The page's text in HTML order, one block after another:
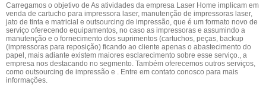
Carregamos o objetivo de As atividades da empresa Laser Home implicam em
venda de cartucho para impressora laser, manutenção de impressoras laser,
jato de tinta e matricial e outsourcing de impressão, que é um formato novo de
serviço oferecendo equipamentos, no caso as impressoras e assumindo a
manutenção e o fornecimento dos suprimentos (cartuchos, peças, backup
(impressoras para reposição) ficando ao cliente apenas o abastecimento do
papel, mais adiante existem maiores esclarecimento sobre esse serviço., a
empresa nos destacando no segmento. Também oferecemos outros serviços,
como outsourcing de impressão e . Entre em contato conosco para mais
informações.